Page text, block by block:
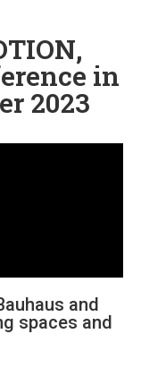
in
2023
and
spaces and